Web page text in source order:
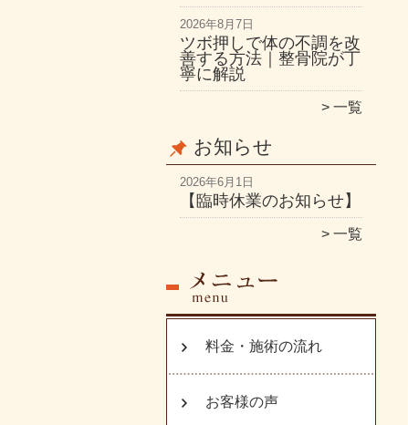
2026年8月7日
ツボ押しで体の不調を改
善する方法｜整骨院が丁
寧に解説
一覧
お知らせ
2026年6月1日
【臨時休業のお知らせ】
一覧
料金・施術の流れ
お客様の声